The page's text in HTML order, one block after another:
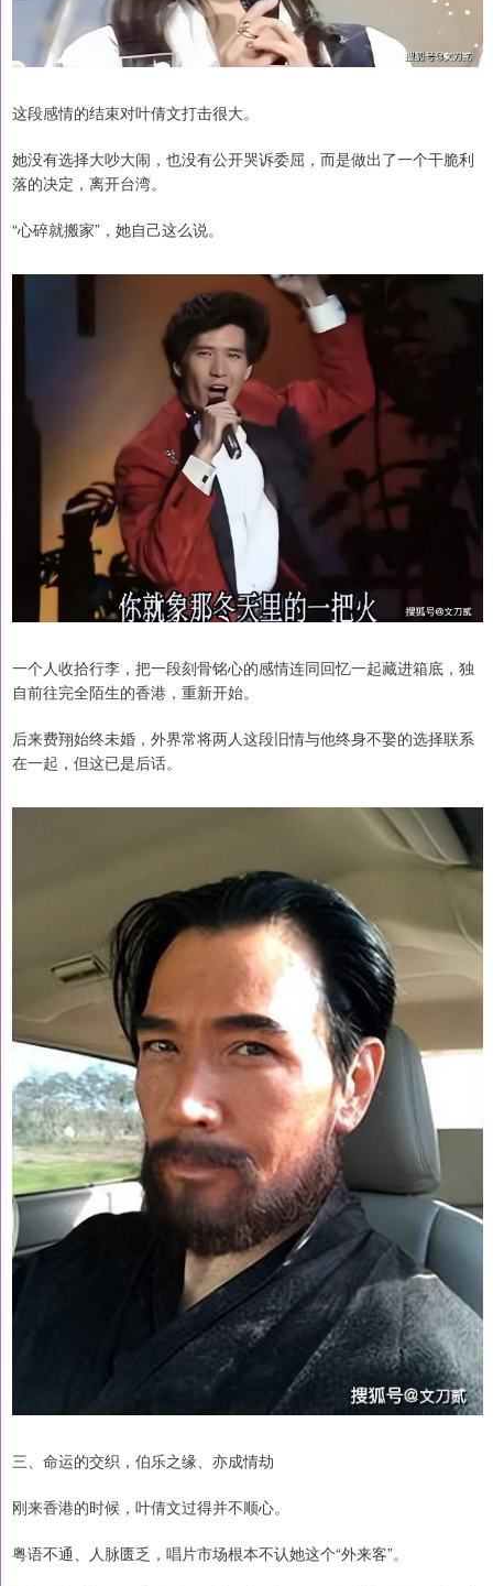
这段感情的结束对叶倩文打击很大。
她没有选择大吵大闹，也没有公开哭诉委屈，而是做出了一个干脆利
落的决定，离开台湾。
“心碎就搬家”，她自己这么说。
一个人收拾行李，把一段刻骨铭心的感情连同回忆一起藏进箱底，独
自前往完全陌生的香港，重新开始。
后来费翔始终未婚，外界常将两人这段旧情与他终身不娶的选择联系
在一起，但这已是后话。
三、命运的交织，伯乐之缘、亦成情劫
刚来香港的时候，叶倩文过得并不顺心。
粤语不通、人脉匮乏，唱片市场根本不认她这个“外来客”。